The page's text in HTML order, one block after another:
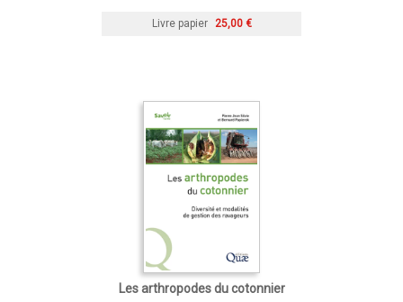
Livre papier 25,00 €
Les arthropodes du cotonnier